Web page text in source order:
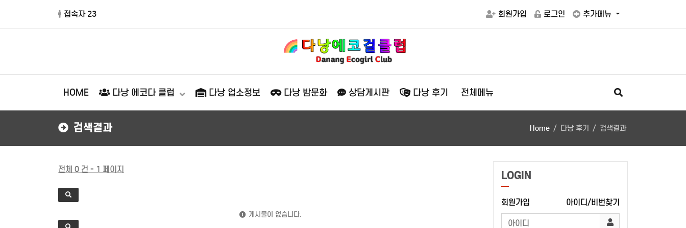
접속자 23 회원가입 로그인 추가메뉴
HOME 다낭 에코다 클럽 다낭 업소정보 다낭 밤문화 상담게시판 다낭 후기 전체메뉴
검색결과 Home 다낭 후기 검색결과
전체 0 건 - 1 페이지
게시물이 없습니다.
LOGIN
회원가입 아이디/비번찾기